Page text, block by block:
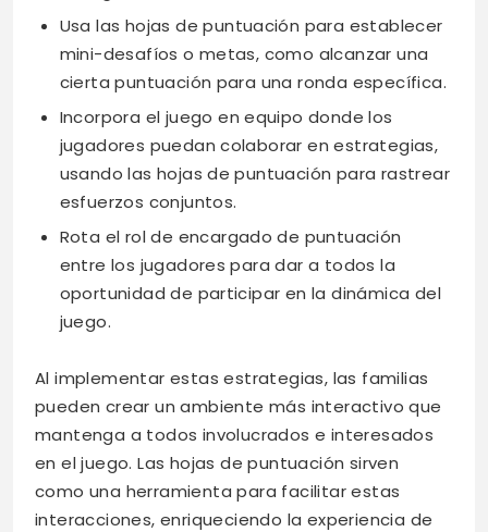
Usa las hojas de puntuación para establecer
mini-desafíos o metas, como alcanzar una
cierta puntuación para una ronda específica.
Incorpora el juego en equipo donde los
jugadores puedan colaborar en estrategias,
usando las hojas de puntuación para rastrear
esfuerzos conjuntos.
Rota el rol de encargado de puntuación
entre los jugadores para dar a todos la
oportunidad de participar en la dinámica del
juego.
Al implementar estas estrategias, las familias
pueden crear un ambiente más interactivo que
mantenga a todos involucrados e interesados
en el juego. Las hojas de puntuación sirven
como una herramienta para facilitar estas
interacciones, enriqueciendo la experiencia de